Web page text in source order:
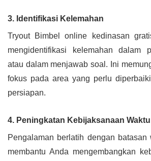
3. Identifikasi Kelemahan
Tryout Bimbel online kedinasan
mengidentifikasi kelemahan dalam
atau dalam menjawab soal. Ini
fokus pada area yang perlu
persiapan.
4. Peningkatan Kebijaksanaan Waktu
Pengalaman berlatih dengan batasan
membantu Anda mengembangkan